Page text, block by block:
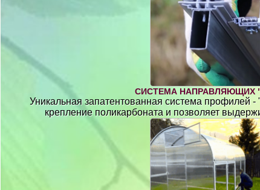
СИСТЕМА НАПРАВЛЯЮЩИХ
Уникальная запатентованная система профилей
крепление поликарбоната и позволяет